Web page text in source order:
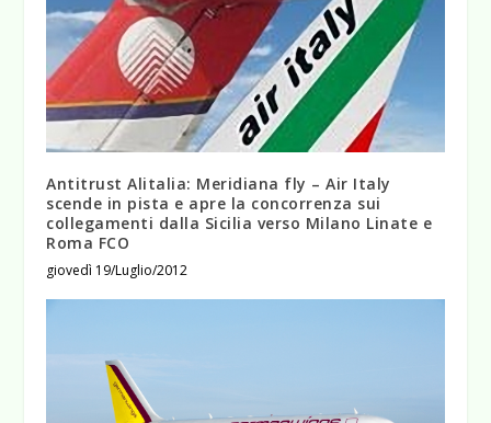
Antitrust Alitalia: Meridiana fly – Air Italy
scende in pista e apre la concorrenza sui
collegamenti dalla Sicilia verso Milano Linate e
Roma FCO
giovedì 19/Luglio/2012